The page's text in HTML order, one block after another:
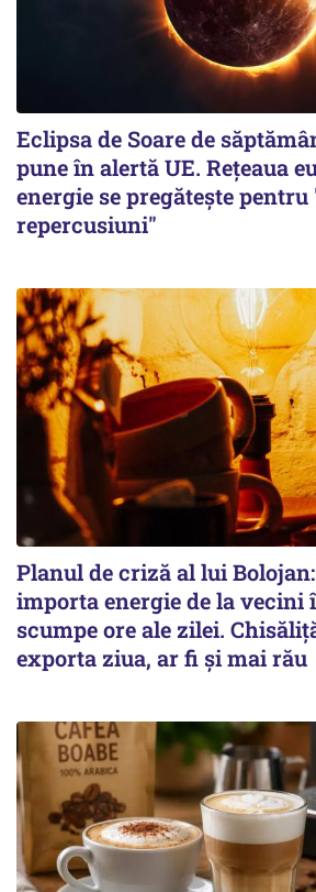
Eclipsa de Soare de
pune în alertă UE. Rețeaua
energie se pregătește
repercusiuni"
Planul de criză al lui
importa energie de la vecini
scumpe ore ale zilei.
exporta ziua, ar fi și mai rău